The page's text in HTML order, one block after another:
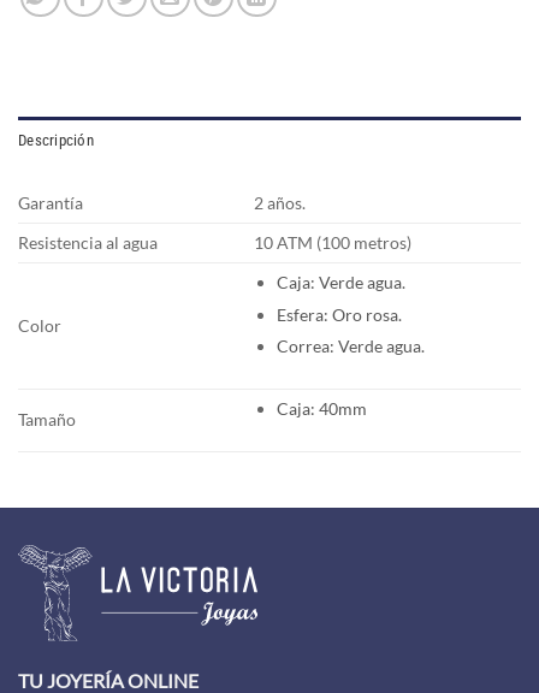
Descripción
Garantía
2 años.
Resistencia al agua
10 ATM (100 metros)
Color
Caja: Verde agua.
Esfera: Oro rosa.
Correa: Verde agua.
Tamaño
Caja: 40mm
TU JOYERÍA ONLINE